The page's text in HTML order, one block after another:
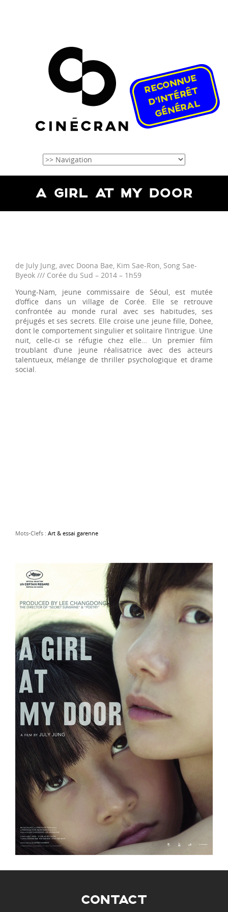
A GIRL AT MY DOOR
de July Jung, avec Doona Bae, Kim Sae-Ron, Song Sae-
Byeok /// Corée du Sud – 2014 – 1h59
Young-Nam, jeune commissaire de Séoul, est mutée
d’office dans un village de Corée. Elle se retrouve
confrontée au monde rural avec ses habitudes, ses
préjugés et ses secrets. Elle croise une jeune fille, Dohee,
dont le comportement singulier et solitaire l’intrigue. Une
nuit, celle-ci se réfugie chez elle… Un premier film
troublant d’une jeune réalisatrice avec des acteurs
talentueux, mélange de thriller psychologique et drame
social.
Mots-Clefs : Art & essai garenne
CONTACT